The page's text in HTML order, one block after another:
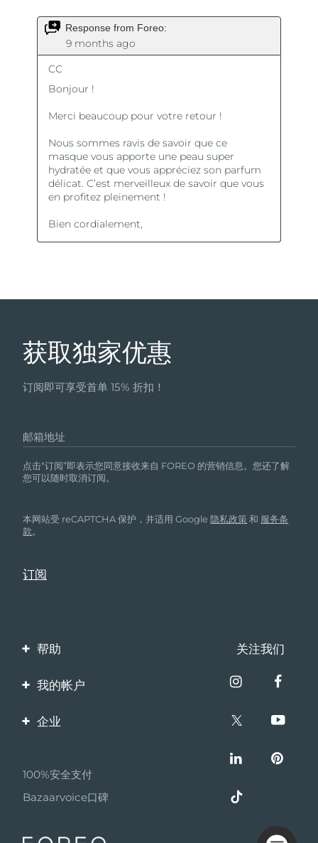
获取独家优惠
订阅即可享受首单 15% 折扣！
邮箱地址
点击“订阅”即表示您同意接收来自 FOREO 的营销信息。您还了解
您可以随时取消订阅。
本网站受 reCAPTCHA 保护，并适用 Google隐私政策 和 服务条
款。
帮助
联系我们
保修与退换货
关注我们
我的帐户
产品注册
企业
伙伴计划
联盟新闻
100%安全支付
Bazaarvoice口碑